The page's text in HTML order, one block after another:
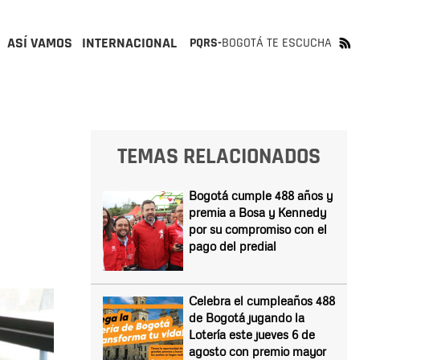
ASÍ VAMOS INTERNACIONAL PQRS-BOGOTÁ TE ESCUCHA
TEMAS RELACIONADOS
Bogotá cumple 488 años y
premia a Bosa y Kennedy
por su compromiso con el
pago del predial
Celebra el cumpleaños 488
de Bogotá jugando la
Lotería este jueves 6 de
agosto con premio mayor